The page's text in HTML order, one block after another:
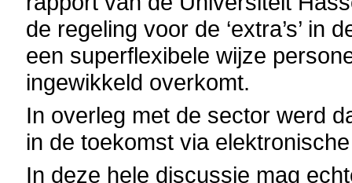
de regeling voor de ‘extra’s’
een superflexibele wijze
ingewikkeld overkomt.
In overleg met de sector werd
in de toekomst via
In deze hele discussie mag